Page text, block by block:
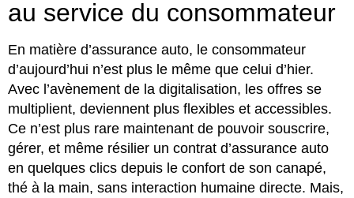
au service du consommateur
En matière d’assurance auto, le consommateur
d’aujourd’hui n’est plus le même que celui d’hier.
Avec l’avènement de la digitalisation, les offres se
multiplient, deviennent plus flexibles et accessibles.
Ce n’est plus rare maintenant de pouvoir souscrire,
gérer, et même résilier un contrat d’assurance auto
en quelques clics depuis le confort de son canapé,
thé à la main, sans interaction humaine directe. Mais,